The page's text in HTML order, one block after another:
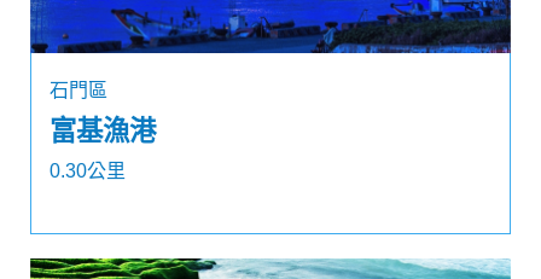
石門區
富基漁港
0.30公里